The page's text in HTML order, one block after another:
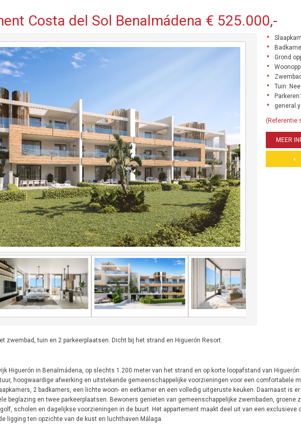
Costa del Sol Benalmádena € 525.000,-
Grond
Tuin: Nee
(Referentie
MEER
zwembad, tuin en 2 parkeerplaatsen. Dicht bij het strand en Higuerón Resort.
Higuerón in Benalmádena, op slechts 1.200 meter van het strand en op korte loopafstand van Higuerón
hoogwaardige afwerking en uitstekende gemeenschappelijke voorzieningen voor een comfortabele
2 badkamers, een lichte woon- en eetkamer en een volledig uitgeruste keuken. Daarnaast is
beglazing en twee parkeerplaatsen. Bewoners genieten van gemeenschappelijke zwembaden, groene
scholen en dagelijkse voorzieningen in de buurt. Het appartement maakt deel uit van een exclusieve
ligging ten opzichte van de kust en luchthaven Málaga.